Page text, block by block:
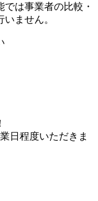
は事業者の比較・
ません。
日程度いただきま